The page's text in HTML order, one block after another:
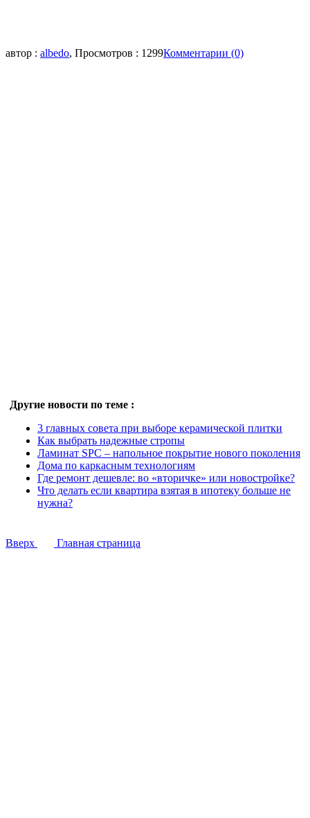
автор : albedo, Просмотров : 1299Комментарии (0)
Другие новости по теме :
3 главных совета при выборе керамической плитки
Как выбрать надежные стропы
Ламинат SPC – напольное покрытие нового поколения
Дома по каркасным технологиям
Где ремонт дешевле: во «вторичке» или новостройке?
Что делать если квартира взятая в ипотеку больше не
нужна?
Вверх Главная страница